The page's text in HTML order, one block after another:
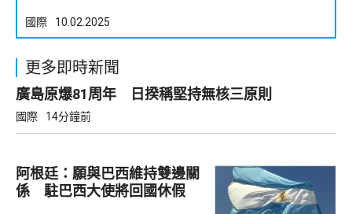
國際 10.02.2025
更多即時新聞
廣島原爆81周年 日揆稱堅持無核三原則
國際 14分鐘前
阿根廷：願與巴西維持雙邊關
係 駐巴西大使將回國休假